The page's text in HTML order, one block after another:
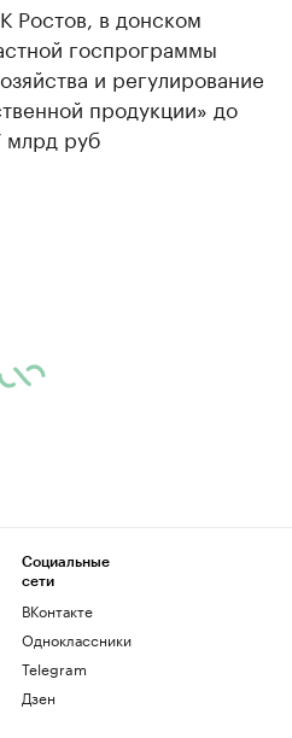
Ростов, в донском
госпрограммы
и регулирование
продукции» до
млрд руб
Социальные
сети
ВКонтакте
Одноклассники
Telegram
Дзен